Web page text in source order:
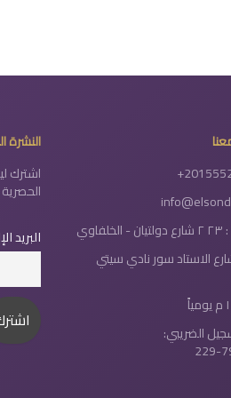
الاستاد سور نادي سيتي
الضريبي:
229-
النشرة
اشترك
الحصرية
البريد